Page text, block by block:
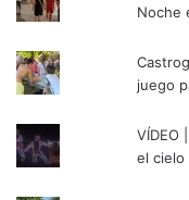
Noche
juego
VÍDEO
el cielo